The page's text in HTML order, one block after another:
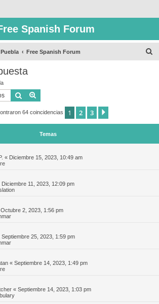
Spanish Forum
Free Spanish Forum
Buscar
64 coincidencias 1 2 3
Temas
« Diciembre 15, 2023, 10:49 am
Diciembre 11, 2023, 12:09 pm
Octubre 2, 2023, 1:56 pm
Septiembre 25, 2023, 1:59 pm
« Septiembre 14, 2023, 1:49 pm
« Septiembre 14, 2023, 1:03 pm